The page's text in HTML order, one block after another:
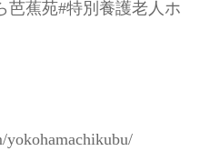
芭蕉苑#特別養護老人ホ
yokohamachikubu/